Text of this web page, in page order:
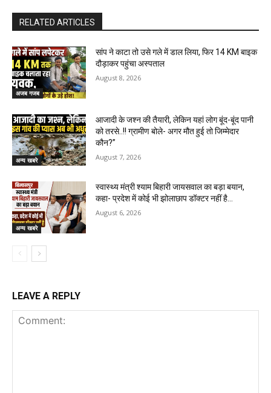
RELATED ARTICLES
अजब गजब
सांप ने काटा तो उसे गले में डाल लिया, फिर 14 KM बाइक
दौड़ाकर पहुंचा अस्पताल
August 8, 2026
अन्य खबरे
आजादी के जश्न की तैयारी, लेकिन यहां लोग बूंद-बूंद पानी
को तरसे..!! ग्रामीण बोले- अगर मौत हुई तो जिम्मेदार
कौन?”
August 7, 2026
अन्य खबरे
स्वास्थ्य मंत्री श्याम बिहारी जायसवाल का बड़ा बयान,
कहा- प्रदेश में कोई भी झोलाछाप डॉक्टर नहीं है…
August 6, 2026
LEAVE A REPLY